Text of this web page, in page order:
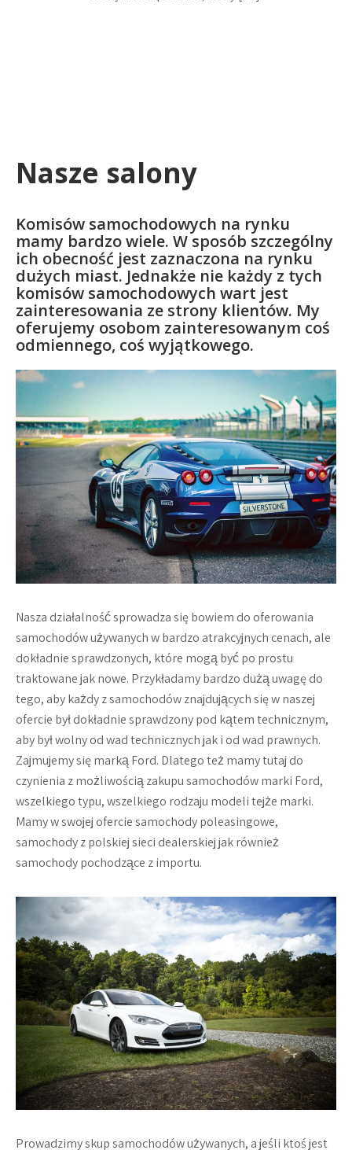
Nasze salony
Komisów samochodowych na rynku
mamy bardzo wiele. W sposób szczególny
ich obecność jest zaznaczona na rynku
dużych miast. Jednakże nie każdy z tych
komisów samochodowych wart jest
zainteresowania ze strony klientów. My
oferujemy osobom zainteresowanym coś
odmiennego, coś wyjątkowego.
Nasza działalność sprowadza się bowiem do oferowania
samochodów używanych w bardzo atrakcyjnych cenach, ale
dokładnie sprawdzonych, które mogą być po prostu
traktowane jak nowe. Przykładamy bardzo dużą uwagę do
tego, aby każdy z samochodów znajdujących się w naszej
ofercie był dokładnie sprawdzony pod kątem technicznym,
aby był wolny od wad technicznych jak i od wad prawnych.
Zajmujemy się marką Ford. Dlatego też mamy tutaj do
czynienia z możliwością zakupu samochodów marki Ford,
wszelkiego typu, wszelkiego rodzaju modeli tejże marki.
Mamy w swojej ofercie samochody poleasingowe,
samochody z polskiej sieci dealerskiej jak również
samochody pochodzące z importu.
Prowadzimy skup samochodów używanych, a jeśli ktoś jest